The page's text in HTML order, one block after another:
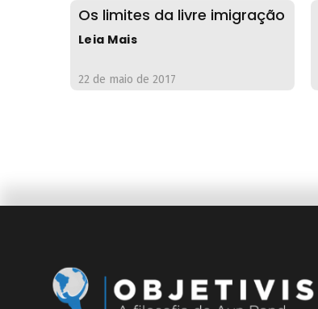
Os limites da livre imigração
Leia Mais
22 de maio de 2017